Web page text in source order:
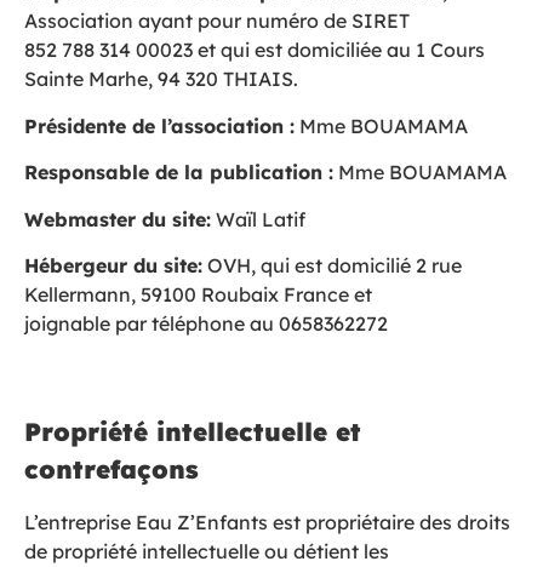
Association ayant pour numéro de SIRET
852 788 314 00023 et qui est domiciliée au 1 Cours
Sainte Marhe, 94 320 THIAIS.
Présidente de l’association : Mme BOUAMAMA
Responsable de la publication : Mme BOUAMAMA
Webmaster du site: Waïl Latif
Hébergeur du site: OVH, qui est domicilié 2 rue
Kellermann, 59100 Roubaix France et
joignable par téléphone au 0658362272
Propriété intellectuelle et
contrefaçons
L’entreprise Eau Z’Enfants est propriétaire des droits
de propriété intellectuelle ou détient les